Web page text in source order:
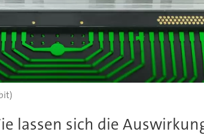
lassen sich die